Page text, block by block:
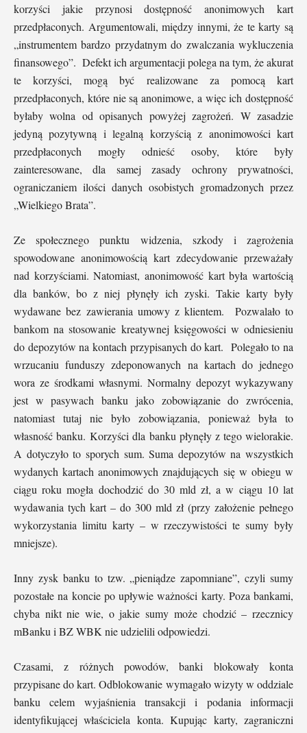
korzyści jakie przynosi dostępność anonimowych kart
przedpłaconych. Argumentowali, między innymi, że te karty są
„instrumentem bardzo przydatnym do zwalczania wykluczenia
finansowego”. Defekt ich argumentacji polega na tym, że akurat
te korzyści, mogą być realizowane za pomocą kart
przedpłaconych, które nie są anonimowe, a więc ich dostępność
byłaby wolna od opisanych powyżej zagrożeń. W zasadzie
jedyną pozytywną i legalną korzyścią z anonimowości kart
przedpłaconych mogły odnieść osoby, które były
zainteresowane, dla samej zasady ochrony prywatności,
ograniczaniem ilości danych osobistych gromadzonych przez
„Wielkiego Brata”.
Ze społecznego punktu widzenia, szkody i zagrożenia
spowodowane anonimowością kart zdecydowanie przeważały
nad korzyściami. Natomiast, anonimowość kart była wartością
dla banków, bo z niej płynęły ich zyski. Takie karty były
wydawane bez zawierania umowy z klientem. Pozwalało to
bankom na stosowanie kreatywnej księgowości w odniesieniu
do depozytów na kontach przypisanych do kart. Polegało to na
wrzucaniu funduszy zdeponowanych na kartach do jednego
wora ze środkami własnymi. Normalny depozyt wykazywany
jest w pasywach banku jako zobowiązanie do zwrócenia,
natomiast tutaj nie było zobowiązania, ponieważ była to
własność banku. Korzyści dla banku płynęły z tego wielorakie.
A dotyczyło to sporych sum. Suma depozytów na wszystkich
wydanych kartach anonimowych znajdujących się w obiegu w
ciągu roku mogła dochodzić do 30 mld zł, a w ciągu 10 lat
wydawania tych kart – do 300 mld zł (przy założenie pełnego
wykorzystania limitu karty – w rzeczywistości te sumy były
mniejsze).
Inny zysk banku to tzw. „pieniądze zapomniane”, czyli sumy
pozostałe na koncie po upływie ważności karty. Poza bankami,
chyba nikt nie wie, o jakie sumy może chodzić – rzecznicy
mBanku i BZ WBK nie udzielili odpowiedzi.
Czasami, z różnych powodów, banki blokowały konta
przypisane do kart. Odblokowanie wymagało wizyty w oddziale
banku celem wyjaśnienia transakcji i podania informacji
identyfikującej właściciela konta. Kupując karty, zagraniczni